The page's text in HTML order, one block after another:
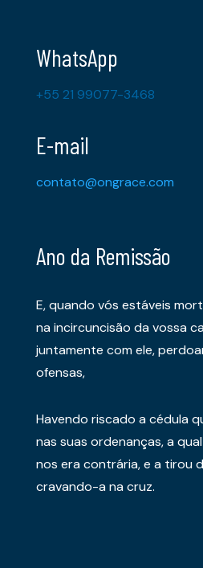
WhatsApp
+55 21 99077-3468
E-mail
contato@ongrace.com
Ano da Remissão
E, quando vós estáveis
na incircuncisão da vossa
juntamente com ele,
ofensas,
Havendo riscado a cédula
nas suas ordenanças, a
nos era contrária, e a tirou
cravando-a na cruz.